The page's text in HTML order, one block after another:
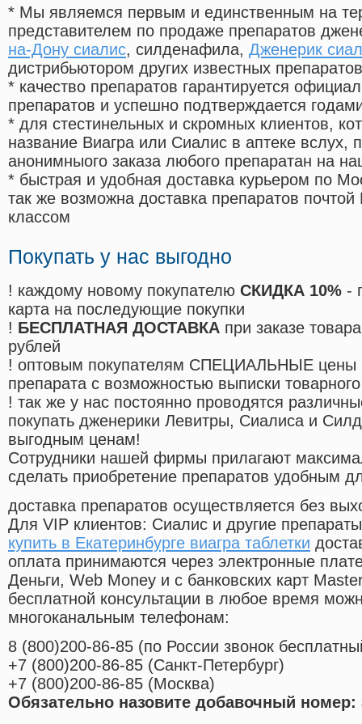
* Мы являемся первым и единственным на
представителем по продаже препаратов
на-Дону сиалис, силденафила, Дженерик
дистрибьютором других известных препаратов
* качество препаратов гарантируется
препаратов и успешно подтверждается
* для стестинельных и скромных клиентов,
название Виагра или Сиалис в аптеке вслух,
анонимныого заказа любого препаратан на
* быстрая и удобная доставка курьером по
так же возможна доставка препаратов
классом
Покупать у нас выгодно
! каждому новому покупателю СКИДКА 10% -
карта на последующие покупки
! БЕСПЛАТНАЯ ДОСТАВКА при заказе
рублей
! оптовым покупателям СПЕЦИАЛЬНЫЕ цены
препарата с возможностью выписки
! так же у нас постоянно проводятся
покупать дженерики Левитры, Сиалиса и
выгодным ценам!
Cотрудники нашей фирмы прилагают
сделать приобретение препаратов удобным
доставка препаратов осуществляется без
Для VIP клиентов: Сиалис и другие
купить в Екатеринбурге виагра таблетки
оплата принимаются через электронные
Деньги, Web Money и с банковских карт
бесплатной консультации в любое время
многоканальным телефонам:
8 (800)200-86-85 (по России звонок
+7 (800)200-86-85 (Санкт-Петербург)
+7 (800)200-86-85 (Москва)
Обязательно назовите добавочный номер: